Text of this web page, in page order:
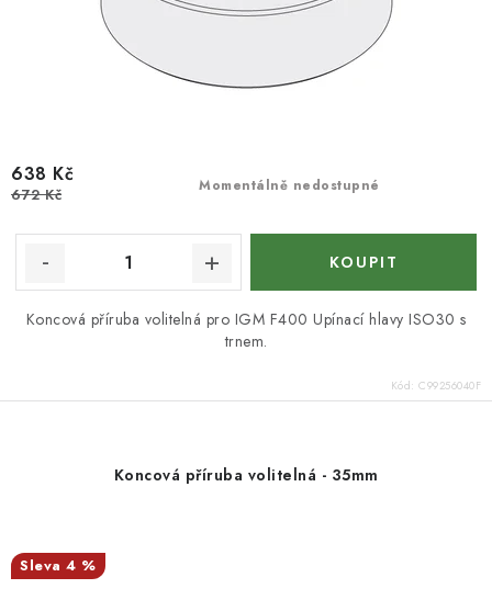
Momentálně nedostupné
638 Kč
672 Kč
Koncová příruba volitelná pro IGM F400 Upínací hlavy ISO30 s
trnem.
Kód: C99256040F
Koncová příruba volitelná - 35mm
4 %